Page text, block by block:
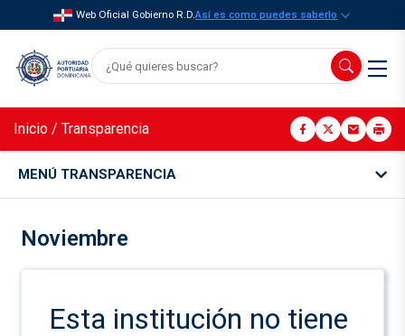
Web Oficial Gobierno R.D.Así es como puedes saberlo
Inicio / Transparencia
MENÚ TRANSPARENCIA
Noviembre
Esta institución no tiene